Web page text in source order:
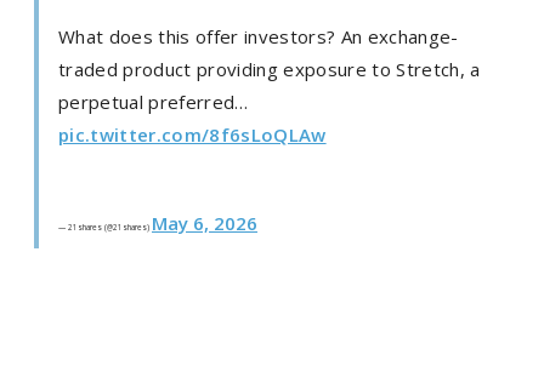
What does this offer investors? An exchange-
traded product providing exposure to Stretch, a
perpetual preferred…
pic.twitter.com/8f6sLoQLAw
— 21shares (@21shares) May 6, 2026